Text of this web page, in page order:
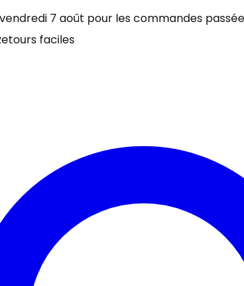
7 août pour les commandes
faciles